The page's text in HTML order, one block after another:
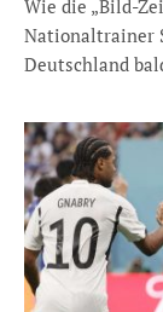
Wie die „Bild-
Nationaltrainer
Deutschland